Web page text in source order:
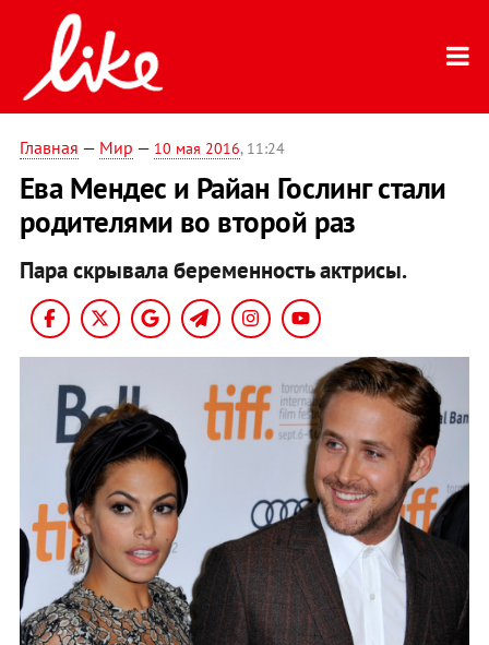
Главная — Мир — 10 мая 2016, 11:24
Ева Мендес и Райан Гослинг стали
родителями во второй раз
Пара скрывала беременность актрисы.